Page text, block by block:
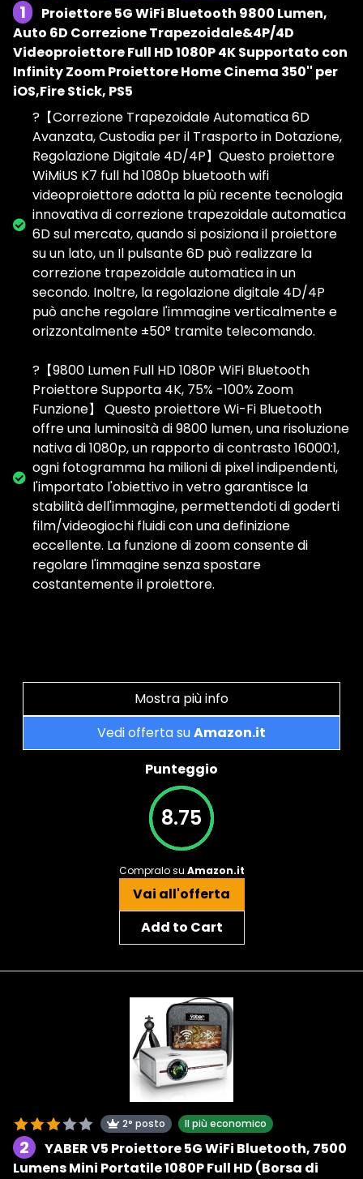
1
Proiettore 5G WiFi Bluetooth 9800 Lumen,
Auto 6D Correzione Trapezoidale&4P/4D
Videoproiettore Full HD 1080P 4K Supportato con
Infinity Zoom Proiettore Home Cinema 350'' per
iOS,Fire Stick, PS5
?【Correzione Trapezoidale Automatica 6D
Avanzata, Custodia per il Trasporto in Dotazione,
Regolazione Digitale 4D/4P】Questo proiettore
WiMiUS K7 full hd 1080p bluetooth wifi
videoproiettore adotta la più recente tecnologia
innovativa di correzione trapezoidale automatica
6D sul mercato, quando si posiziona il proiettore
su un lato, un Il pulsante 6D può realizzare la
correzione trapezoidale automatica in un
secondo. Inoltre, la regolazione digitale 4D/4P
può anche regolare l'immagine verticalmente e
orizzontalmente ±50° tramite telecomando.
?【9800 Lumen Full HD 1080P WiFi Bluetooth
Proiettore Supporta 4K, 75% -100% Zoom
Funzione】 Questo proiettore Wi-Fi Bluetooth
offre una luminosità di 9800 lumen, una risoluzione
nativa di 1080p, un rapporto di contrasto 16000:1,
ogni fotogramma ha milioni di pixel indipendenti,
l'importato l'obiettivo in vetro garantisce la
stabilità dell'immagine, permettendoti di goderti
film/videogiochi fluidi con una definizione
eccellente. La funzione di zoom consente di
regolare l'immagine senza spostare
costantemente il proiettore.
Mostra più info
Vedi offerta suAmazon.it
Punteggio
8.75
Compralo su Amazon.it
Vai all'offerta
Add to Cart
2° posto Il più economico
2
YABER V5 Proiettore 5G WiFi Bluetooth, 7500
Lumens Mini Portatile 1080P Full HD (Borsa di